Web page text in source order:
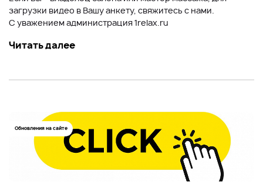
загрузки видео в Вашу анкету, свяжитесь с нами.
С уважением администрация 1relax.ru
Читать далее
Обновления на сайте